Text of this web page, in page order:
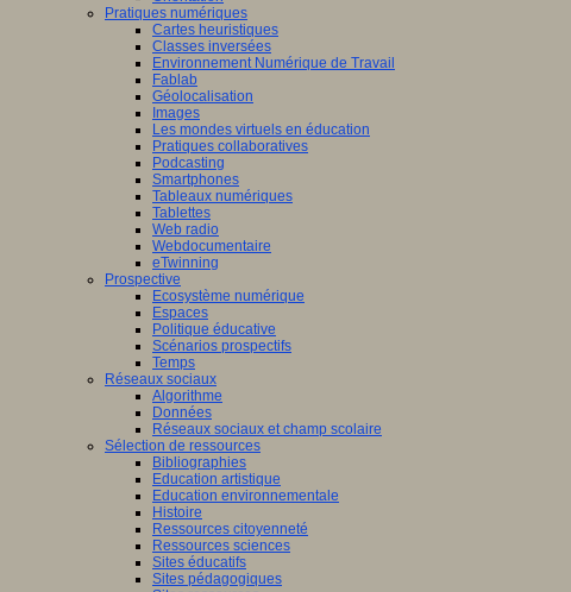
Pratiques numériques
Cartes heuristiques
Classes inversées
Environnement Numérique de Travail
Fablab
Géolocalisation
Images
Les mondes virtuels en éducation
Pratiques collaboratives
Podcasting
Smartphones
Tableaux numériques
Tablettes
Web radio
Webdocumentaire
eTwinning
Prospective
Ecosystème numérique
Espaces
Politique éducative
Scénarios prospectifs
Temps
Réseaux sociaux
Algorithme
Données
Réseaux sociaux et champ scolaire
Sélection de ressources
Bibliographies
Education artistique
Education environnementale
Histoire
Ressources citoyenneté
Ressources sciences
Sites éducatifs
Sites pédagogiques